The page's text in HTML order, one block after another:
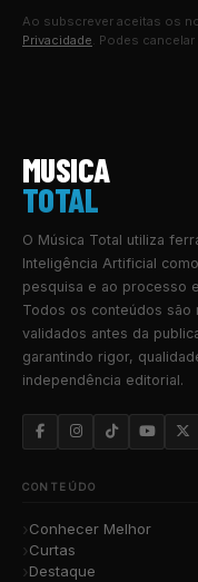
Ao subscrever aceitas os
Privacidade. Podes
MUSICA
TOTAL
O Música Total utiliza
Inteligência Artificial
pesquisa e ao processo
Todos os conteúdos são
validados antes da
garantindo rigor,
independência editorial.
CONTEÚDO
Conhecer Melhor
Curtas
Destaque